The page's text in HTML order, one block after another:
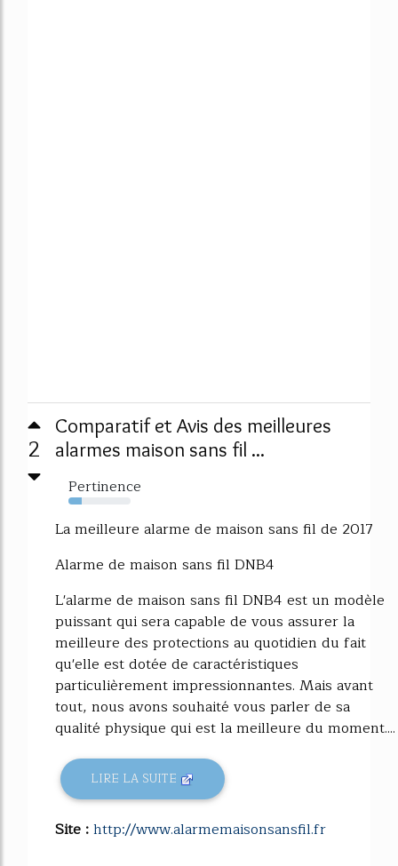
2
Comparatif et Avis des meilleures
alarmes maison sans fil ...
Pertinence
22%
La meilleure alarme de maison sans fil de 2017
Alarme de maison sans fil DNB4
L'alarme de maison sans fil DNB4 est un modèle
puissant qui sera capable de vous assurer la
meilleure des protections au quotidien du fait
qu'elle est dotée de caractéristiques
particulièrement impressionnantes. Mais avant
tout, nous avons souhaité vous parler de sa
qualité physique qui est la meilleure du moment....
LIRE LA SUITE
Site :http://www.alarmemaisonsansfil.fr